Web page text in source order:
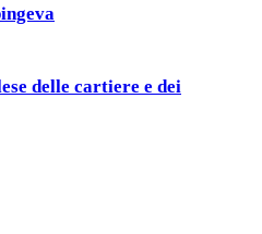
delle cartiere e dei